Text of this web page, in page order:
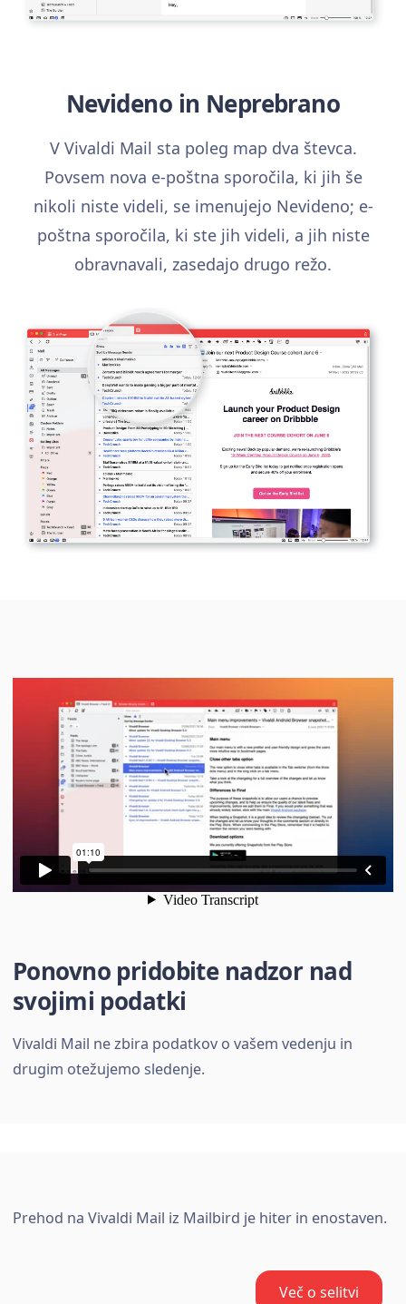
Nevideno in Neprebrano
V Vivaldi Mail sta poleg map dva števca.
Povsem nova e-poštna sporočila, ki jih še
nikoli niste videli, se imenujejo Nevideno; e-
poštna sporočila, ki ste jih videli, a jih niste
obravnavali, zasedajo drugo režo.
Ponovno pridobite nadzor nad
svojimi podatki
Vivaldi Mail ne zbira podatkov o vašem vedenju in
drugim otežujemo sledenje.
Prehod na Vivaldi Mail iz Mailbird je hiter in enostaven.
Več o selitvi